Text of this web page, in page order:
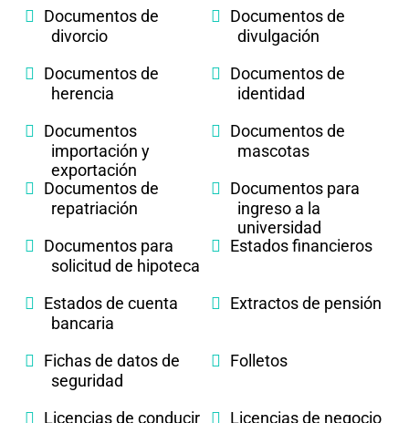
Documentos de
divorcio
Documentos de
divulgación
Documentos de
herencia
Documentos de
identidad
Documentos
importación y
exportación
Documentos de
mascotas
Documentos de
repatriación
Documentos para
ingreso a la
universidad
Documentos para
solicitud de hipoteca
Estados financieros
Estados de cuenta
bancaria
Extractos de pensión
Fichas de datos de
seguridad
Folletos
Licencias de conducir Licencias de negocio